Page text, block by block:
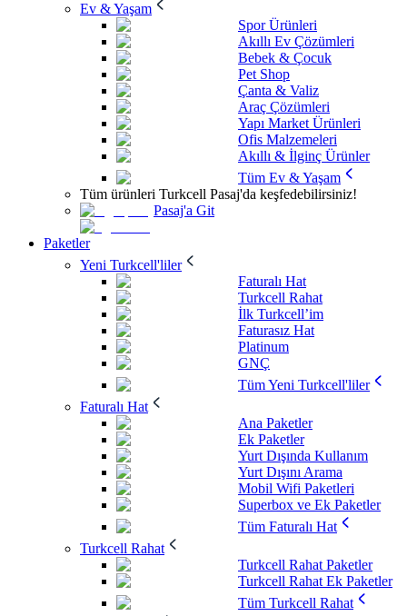
Ev & Yaşam
Spor Ürünleri
Akıllı Ev Çözümleri
Bebek & Çocuk
Pet Shop
Çanta & Valiz
Araç Çözümleri
Yapı Market Ürünleri
Ofis Malzemeleri
Akıllı & İlginç Ürünler
Tüm Ev & Yaşam
Tüm ürünleri Turkcell Pasaj'da keşfedebilirsiniz!
Pasaj'a Git
Paketler
Yeni Turkcell'liler
Faturalı Hat
Turkcell Rahat
İlk Turkcell’im
Faturasız Hat
Platinum
GNÇ
Tüm Yeni Turkcell'liler
Faturalı Hat
Ana Paketler
Ek Paketler
Yurt Dışında Kullanım
Yurt Dışını Arama
Mobil Wifi Paketleri
Superbox ve Ek Paketler
Tüm Faturalı Hat
Turkcell Rahat
Turkcell Rahat Paketler
Turkcell Rahat Ek Paketler
Tüm Turkcell Rahat